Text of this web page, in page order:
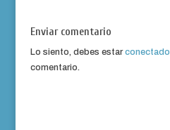
Enviar comentario
Lo siento, debes estarconectado
comentario.